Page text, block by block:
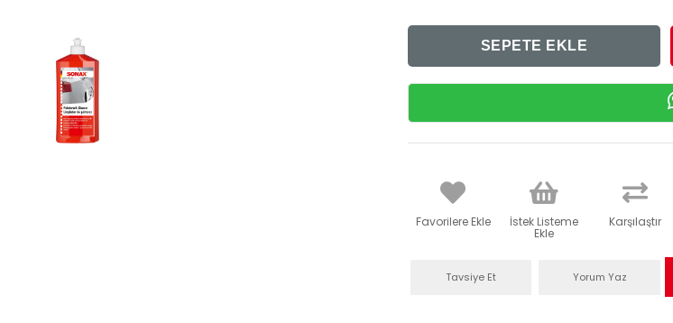
Favorilere Ekle İstek Listeme
Ekle
Karşılaştır
Tavsiye Et Yorum Yaz